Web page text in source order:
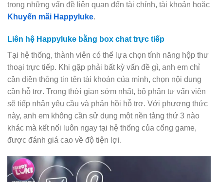
trong những vấn đề liên quan đến tài chính, tài khoản hoặc
Khuyến mãi Happyluke.
Liên hệ Happyluke bằng box chat trực tiếp
Tại hệ thống, thành viên có thể lựa chọn tính năng hộp thư
thoại trực tiếp. Khi gặp phải bất kỳ vấn đề gì, anh em chỉ
cần điền thông tin tên tài khoản của mình, chọn nội dung
cần hỗ trợ. Trong thời gian sớm nhất, bộ phận tư vấn viên
sẽ tiếp nhận yêu cầu và phản hồi hỗ trợ. Với phương thức
này, anh em không cần sử dụng một nền tảng thứ 3 nào
khác mà kết nối luôn ngay tại hệ thống của cổng game,
được đánh giá cao về độ tiện lợi.